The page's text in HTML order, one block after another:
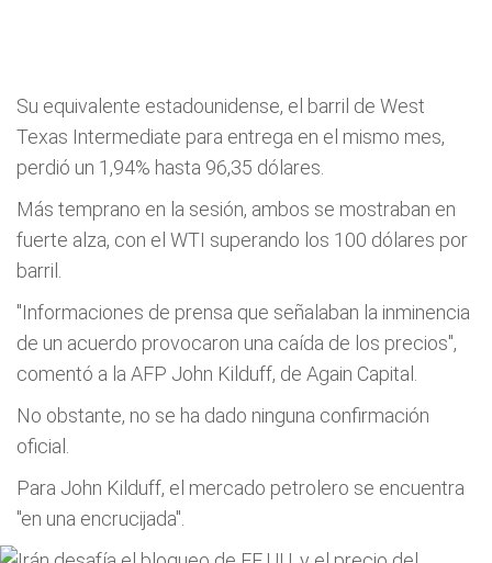
Su equivalente estadounidense, el barril de West
Texas Intermediate para entrega en el mismo mes,
perdió un 1,94% hasta 96,35 dólares.
Más temprano en la sesión, ambos se mostraban en
fuerte alza, con el WTI superando los 100 dólares por
barril.
"Informaciones de prensa que señalaban la inminencia
de un acuerdo provocaron una caída de los precios",
comentó a la AFP John Kilduff, de Again Capital.
No obstante, no se ha dado ninguna confirmación
oficial.
Para John Kilduff, el mercado petrolero se encuentra
"en una encrucijada".